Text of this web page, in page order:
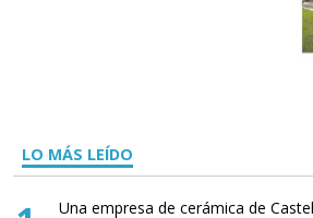
LO MÁS LEÍDO
Una empresa de cerámica de